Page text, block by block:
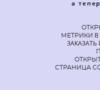
а
МЕТРИКИ
СТРАНИЦА